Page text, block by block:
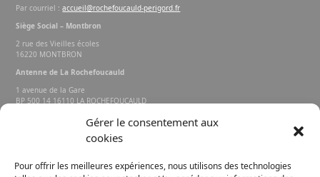
Gérer le consentement aux
cookies
Pour offrir les meilleures expériences, nous utilisons des technologies
Par courriel :accueil@rochefoucauld-perigord.fr
Siège Social – Montbron
2 rue des Vieilles écoles
16220 MONTBRON
Antenne de La Rochefoucauld
1 avenue de la Gare
BP 500 14 16110 LA ROCHEFOUCAULD